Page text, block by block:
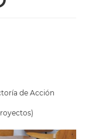
de Acción